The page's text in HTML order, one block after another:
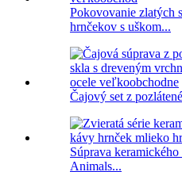
Pokovovanie zlatých
hrnčekov s uškom...
Čajový set z
Súprava
Animals...